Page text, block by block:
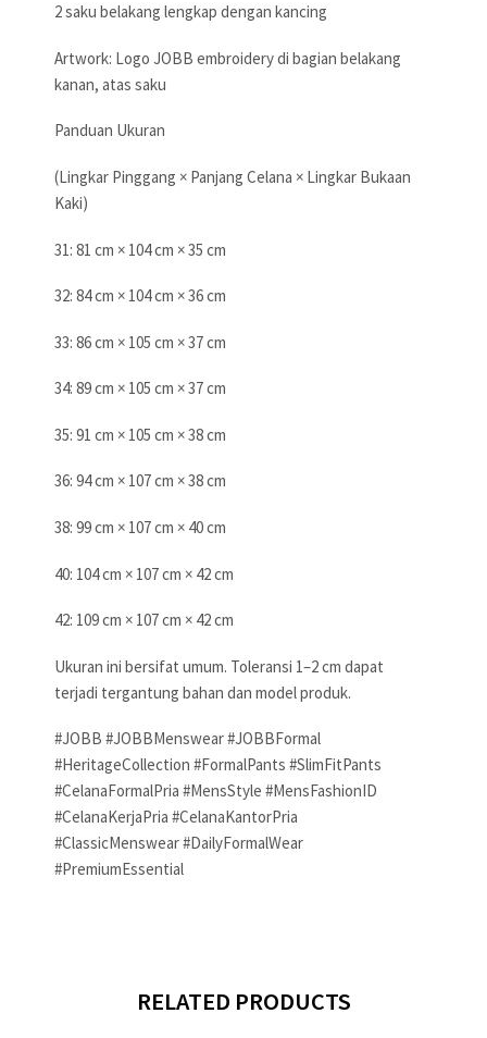
2 saku belakang lengkap dengan kancing
Artwork: Logo JOBB embroidery di bagian belakang
kanan, atas saku
Panduan Ukuran
(Lingkar Pinggang × Panjang Celana × Lingkar Bukaan
Kaki)
31: 81 cm × 104 cm × 35 cm
32: 84 cm × 104 cm × 36 cm
33: 86 cm × 105 cm × 37 cm
34: 89 cm × 105 cm × 37 cm
35: 91 cm × 105 cm × 38 cm
36: 94 cm × 107 cm × 38 cm
38: 99 cm × 107 cm × 40 cm
40: 104 cm × 107 cm × 42 cm
42: 109 cm × 107 cm × 42 cm
Ukuran ini bersifat umum. Toleransi 1–2 cm dapat
terjadi tergantung bahan dan model produk.
#JOBB #JOBBMenswear #JOBBFormal
#HeritageCollection #FormalPants #SlimFitPants
#CelanaFormalPria #MensStyle #MensFashionID
#CelanaKerjaPria #CelanaKantorPria
#ClassicMenswear #DailyFormalWear
#PremiumEssential
RELATED PRODUCTS